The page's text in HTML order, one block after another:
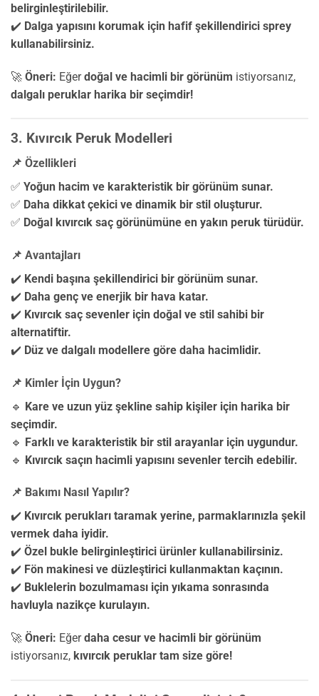
belirginleştirilebilir.
✔️ Dalga yapısını korumak için hafif şekillendirici sprey
kullanabilirsiniz.
🚀 Öneri: Eğerdoğal ve hacimli bir görünüm istiyorsanız,
dalgalı peruklar harika bir seçimdir!
3. Kıvırcık Peruk Modelleri
📌 Özellikleri
✅ Yoğun hacim ve karakteristik bir görünüm sunar.
✅ Daha dikkat çekici ve dinamik bir stil oluşturur.
✅ Doğal kıvırcık saç görünümüne en yakın peruk türüdür.
📌 Avantajları
✔️ Kendi başına şekillendirici bir görünüm sunar.
✔️ Daha genç ve enerjik bir hava katar.
✔️ Kıvırcık saç sevenler için doğal ve stil sahibi bir
alternatiftir.
✔️ Düz ve dalgalı modellere göre daha hacimlidir.
📌 Kimler İçin Uygun?
🔹 Kare ve uzun yüz şekline sahip kişiler için harika bir
seçimdir.
🔹 Farklı ve karakteristik bir stil arayanlar için uygundur.
🔹 Kıvırcık saçın hacimli yapısını sevenler tercih edebilir.
📌 Bakımı Nasıl Yapılır?
✔️ Kıvırcık perukları taramak yerine, parmaklarınızla şekil
vermek daha iyidir.
✔️ Özel bukle belirginleştirici ürünler kullanabilirsiniz.
✔️ Fön makinesi ve düzleştirici kullanmaktan kaçının.
✔️ Buklelerin bozulmaması için yıkama sonrasında
havluyla nazikçe kurulayın.
🚀 Öneri: Eğerdaha cesur ve hacimli bir görünüm
istiyorsanız, kıvırcık peruklar tam size göre!